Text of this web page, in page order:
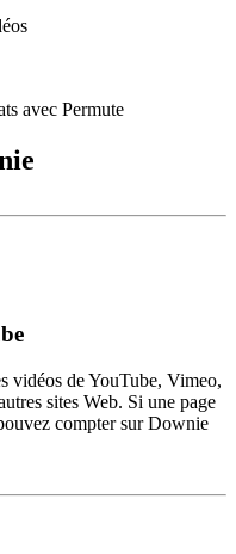
avec Permute
vidéos de YouTube, Vimeo,
sites Web. Si une page
compter sur Downie